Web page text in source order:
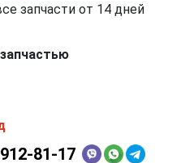
запчасти от 14 дней
81-17